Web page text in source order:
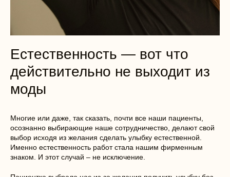
Естественность — вот что
действительно не выходит из
моды
Многие или даже, так сказать, почти все наши пациенты,
осознанно выбирающие наше сотрудничество, делают свой
выбор исходя из желания сделать улыбку естественной.
Именно естественность работ стала нашим фирменным
знаком. И этот случай – не исключение.